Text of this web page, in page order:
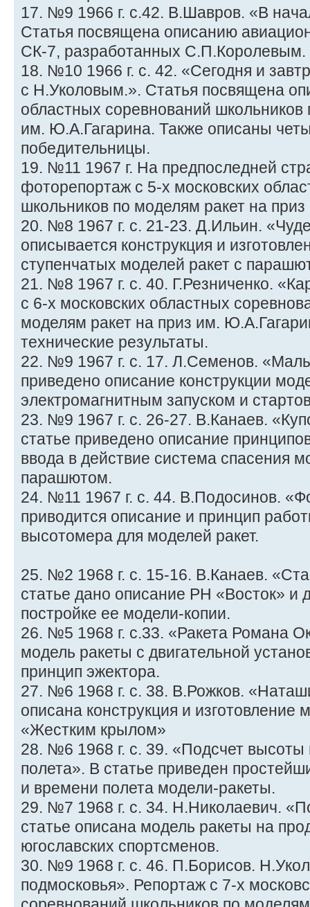
17. №9 1966 г. с.42. В.Шавров. «В
Статья посвящена описанию
СК-7, разработанных С.П.Королевым.
18. №10 1966 г. с. 42. «Сегодня и
с Н.Уколовым.». Статья посвящена
областных соревнований
им. Ю.А.Гагарина. Также описаны
победительницы.
19. №11 1967 г. На предпоследней
фоторепортаж с 5-х московских
школьников по моделям ракет на
20. №8 1967 г. с. 21-23. Д.Ильин.
описывается конструкция и
ступенчатых моделей ракет с
21. №8 1967 г. с. 40. Г.Резниченко.
с 6-х московских областных
моделям ракет на приз им.
технические результаты.
22. №9 1967 г. с. 17. Л.Семенов.
приведено описание конструкции
электромагнитным запуском и
23. №9 1967 г. с. 26-27. В.Канаев.
статье приведено описание
ввода в действие система спасения
парашютом.
24. №11 1967 г. с. 44. В.Подосинов.
приводится описание и принцип
высотомера для моделей ракет.
25. №2 1968 г. с. 15-16. В.Канаев.
статье дано описание РН «Восток» и
постройке ее модели-копии.
26. №5 1968 г. с.33. «Ракета Романа
модель ракеты с двигательной
принцип эжектора.
27. №6 1968 г. с. 38. В.Рожков.
описана конструкция и изготовление
«Жестким крылом»
28. №6 1968 г. с. 39. «Подсчет высоты
полета». В статье приведен
и времени полета модели-ракеты.
29. №7 1968 г. с. 34. Н.Николаевич.
статье описана модель ракеты на
югославских спортсменов.
30. №9 1968 г. с. 46. П.Борисов.
подмосковья». Репортаж с 7-х